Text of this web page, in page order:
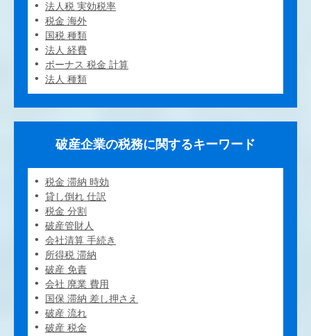
法人税 実効税率
税金 海外
国税 種類
法人 経費
ボーナス 税金 計算
法人 種類
破産企業の税務に関するキーワード
税金 滞納 時効
貸し倒れ 仕訳
税金 分割
破産管財人
会社清算 手続き
所得税 滞納
破産 免責
会社 廃業 費用
国保 滞納 差し押さえ
破産 流れ
破産 税金